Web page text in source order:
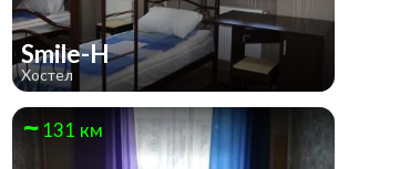
Smile-H
Хостел
131 км